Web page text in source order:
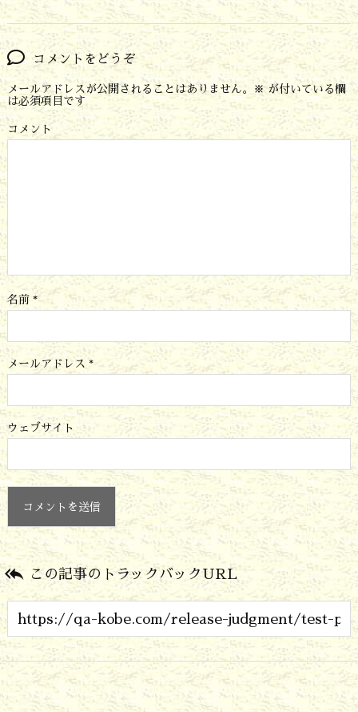
コメントをどうぞ
メールアドレスが公開されることはありません。 ※ が付いている欄
は必須項目です
コメント
名前 *
メールアドレス *
ウェブサイト
 この記事のトラックバックURL